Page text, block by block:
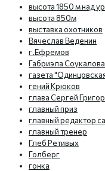
высота 1850 м над
высота 850м
выставка охотников
Вячеслав Веденин
г.Ефремов
Габриэла Соукалова
газета
гений Крюков
глава Сергей
главный приз
главный редактор
главный тренер
Глеб Ретивых
Голберг
гонка